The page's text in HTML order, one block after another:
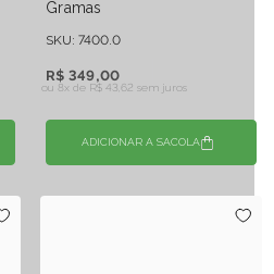
Gramas
SKU: 7400.0
R$ 349,00
ou 8x de R$ 43,62 sem juros
ADICIONAR A SACOLA